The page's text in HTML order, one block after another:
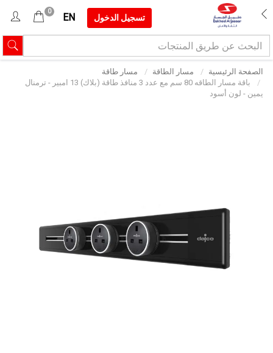
تسجيل الدخول EN
0
الصفحة الرئيسية مسار الطاقة
مسار طاقة
باقة مسار الطاقه 80 سم مع عدد 3 منافذ طاقة (بلاك) 13 امبير - ترمنال
يمين - لون أسود